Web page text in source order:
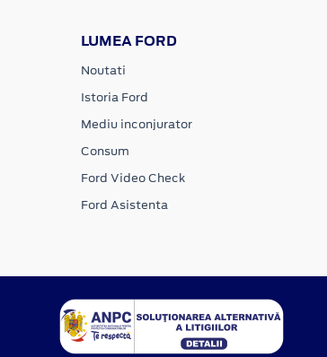
LUMEA FORD
Noutati
Istoria Ford
Mediu inconjurator
Consum
Ford Video Check
Ford Asistenta